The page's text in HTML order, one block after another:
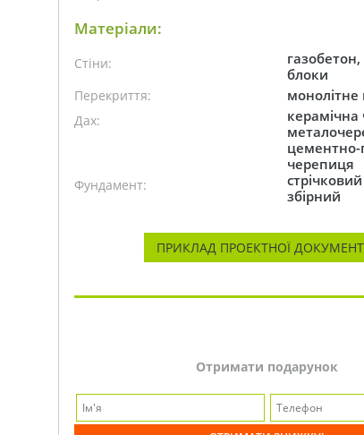
Матеріали:
Стіни:
газобетон,
блоки
Перекриття: монолітне
Дах:
цементно-
черепиця
Фундамент:
збірний
ПРИКЛАД ПРОЕКТНОЇ
Отримати подарунок